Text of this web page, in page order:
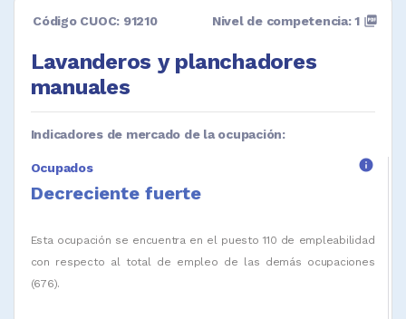
Código CUOC: 91210
Lavanderos y planchadores
manuales
Nivel de competencia: 1 picture_as_pdf
Indicadores de mercado de la ocupación:
Ocupados info
Decreciente fuerte
Esta ocupación se encuentra en el puesto 110 de empleabilidad
con respecto al total de empleo de las demás ocupaciones
(676).